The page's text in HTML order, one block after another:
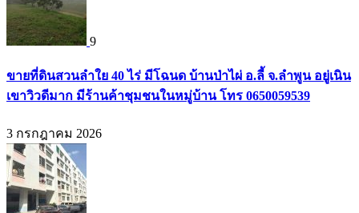
9
ขายที่ดินสวนลำใย 40 ไร่ มีโฉนด บ้านป่าไผ่ อ.ลี้ จ.ลำพูน อยู่เนิน
เขาวิวดีมาก มีร้านค้าชุมชนในหมู่บ้าน โทร 0650059539
3 กรกฎาคม 2026